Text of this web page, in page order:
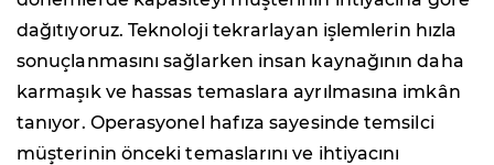
dağıtıyoruz. Teknoloji tekrarlayan işlemlerin hızla
sonuçlanmasını sağlarken insan kaynağının daha
karmaşık ve hassas temaslara ayrılmasına imkân
tanıyor. Operasyonel hafıza sayesinde temsilci
müşterinin önceki temaslarını ve ihtiyacını